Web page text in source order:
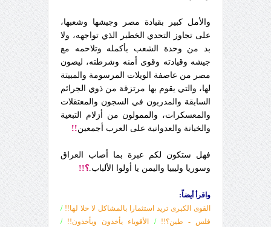
والأمل كبير بقيادة مصر وجيشها وشعبها،
على تجاوز التحدي الخطير الذي تواجهه، ولا
بد من وحدة الشعب بأكمله وتلاحمه مع
جيشه وقيادته وقوى أمنه وشرطته، ليصون
مصر من عاصفة الويلات المرسومة والمبيتة
لها، والتي يقوم بها مرتزقة من ذوي الجرائم
السابقة والمدربون في السجون والمعتقلات
والمعسكرات، والممولون من أزلام التبعية
والخيانة والعدوانية على العرب أجمعين!!
فهل ستكون لكم عبرة بما أصاب العراق
وسوريا وليبيا واليمن يا أولوا الألباب.؟!!
واقرأ أيضاً:
القوى الكبرى تريد استثمارا بالمشاكل لا حلا لها!! /
فلس - طين؟!!
/ الأقوياء يأخذون ويأخذون!!
/